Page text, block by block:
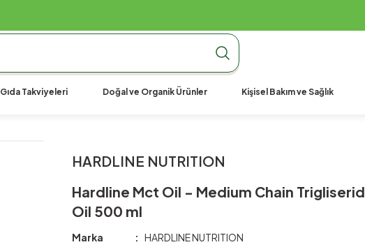
990 TL Üzeri Ücretsiz Kargo990 TL Üzeri Ücretsiz Kargo
Gıda Takviyeleri Doğal ve Organik Ürünler Kişisel Bakım ve Sağlık
HARDLINE NUTRITION
Hardline Mct Oil - Medium Chain Trigliserid
Oil 500 ml
Marka
HARDLINE NUTRITION